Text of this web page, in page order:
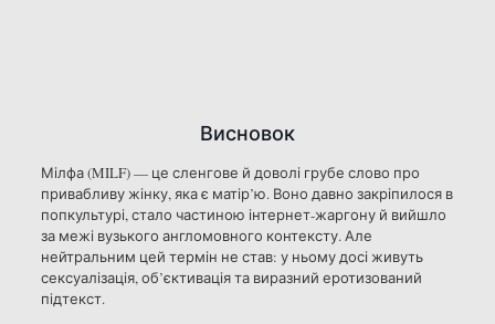
Висновок
Мілфа (MILF) — це сленгове й доволі грубе слово про
привабливу жінку, яка є матір’ю. Воно давно закріпилося в
попкультурі, стало частиною інтернет-жаргону й вийшло
за межі вузького англомовного контексту. Але
нейтральним цей термін не став: у ньому досі живуть
сексуалізація, об’єктивація та виразний еротизований
підтекст.